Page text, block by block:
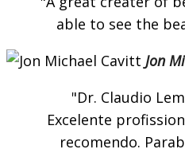
able to see the
Jon
Dr. Claudio
Excelente
recomendo.